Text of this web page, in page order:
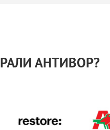
АНТИВОР?